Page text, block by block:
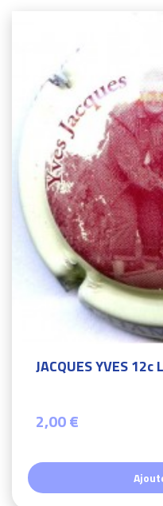
JACQUES YVES
2,00 €